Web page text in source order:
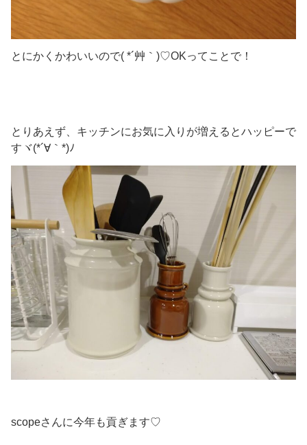
とにかくかわいいので( *´艸｀)♡OKってことで！
とりあえず、キッチンにお気に入りが増えるとハッピーで
すヾ(*´∀｀*)ﾉ
scopeさんに今年も貢ぎます♡